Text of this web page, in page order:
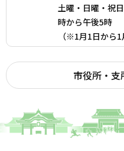
土曜・日曜・祝
時から午後5時
（※1月1日から1
市役所・支